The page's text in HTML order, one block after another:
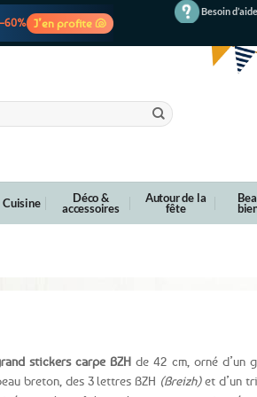
J’en profite 🐚
Besoin
Cuisine Déco &
accessoires
Autour de la
fête
stickers carpe BZH de 42 cm, orné d’un
breton, des 3 lettres BZH (Breizh)et d’un